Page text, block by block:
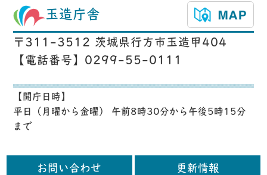
玉造庁舎
〒311-3512 茨城県行方市玉造甲404
【電話番号】0299-55-0111
【開庁日時】
平日（月曜から金曜） 午前8時30分から午後5時15分
まで
お問い合わせ 更新情報